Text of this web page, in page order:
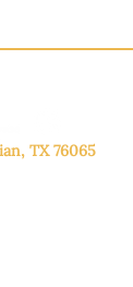
TX 76065